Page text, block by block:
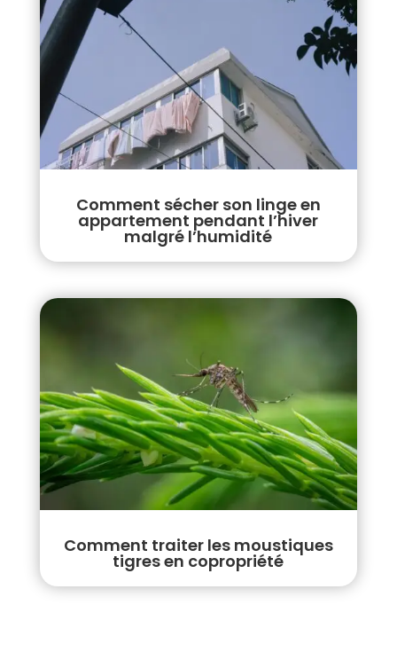
Comment sécher son linge en
appartement pendant l’hiver
malgré l’humidité
Comment traiter les moustiques
tigres en copropriété